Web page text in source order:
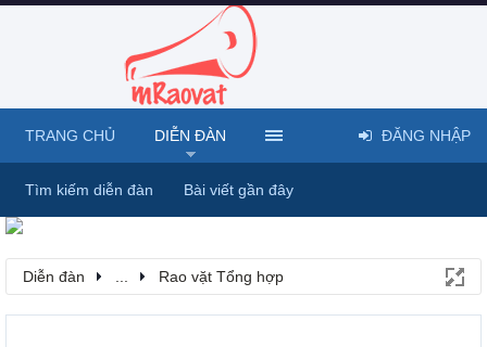
Diễn đàn Rao vặt Tổng hợp
TRANG CHỦ DIỄN ĐÀN
Tìm kiếm diễn đàn Bài viết gần đây
ĐĂNG NHẬP